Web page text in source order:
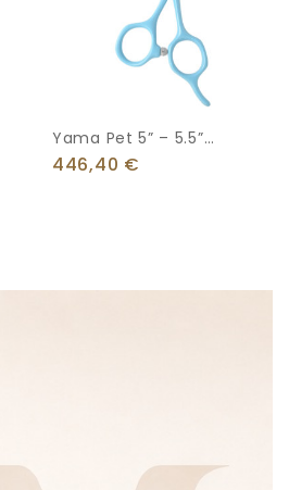
Yama Pet 5” – 5.5”
Γαλάζιο
446,40 €